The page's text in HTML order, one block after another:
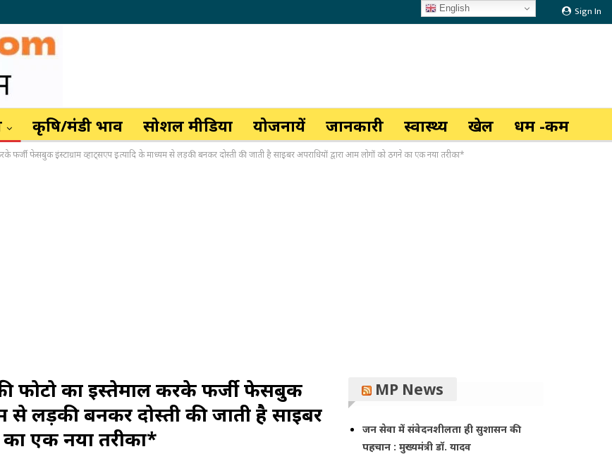
Sign In
कृषि/मंडी भाव सोशल मीडिया योजनायें जानकारी स्वास्थ्य खेल धर्म -कर्म
फेसबुक इंस्टाग्राम व्हाट्सएप इत्यादि के माध्यम से लड़की बनकर दोस्ती की जाती है साइबर अपराधियों द्वारा आम लोगों को ठगने का एक नया तरीका*
फोटो का इस्तेमाल करके फर्जी फेसबुक
से लड़की बनकर दोस्ती की जाती है साइबर
का एक नया तरीका*
MP News
जन सेवा में संवेदनशीलता ही सुशासन की
पहचान : मुख्यमंत्री डॉ. यादव
English